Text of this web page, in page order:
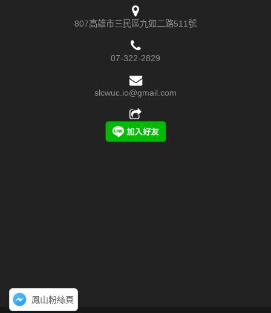
807高雄市三民區九如二路511號
07-322-2829
slcwuc.io@gmail.com
鳳山粉絲頁